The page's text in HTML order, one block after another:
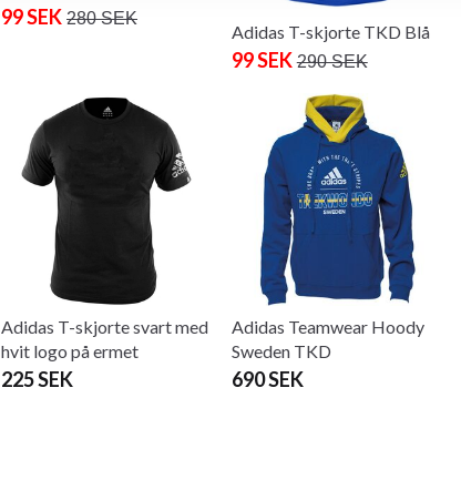
99 SEK 280 SEK
Adidas T-skjorte TKD Blå
99 SEK 290 SEK
Adidas T-skjorte svart med
hvit logo på ermet
225 SEK
Adidas Teamwear Hoody
Sweden TKD
690 SEK